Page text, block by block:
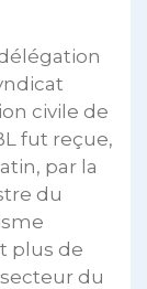
civile de
fut reçue,
par la
du
plus de
du